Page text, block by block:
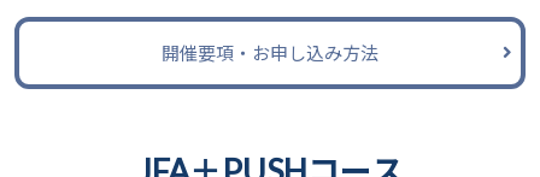
開催要項・お申し込み方法